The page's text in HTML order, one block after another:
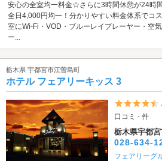
安心の全室均一料金☆さらに3時間休憩が24時
全日4,000円均一！分かりやすい料金体系でコ
室にWi-Fi・VOD・ブルーレイプレーヤー・空
ー...
栃木県 宇都宮市江曽島町
ホテル フェアリーキッス 3
口コミ - 件
栃木県宇都
028-634-
フェアリーグ